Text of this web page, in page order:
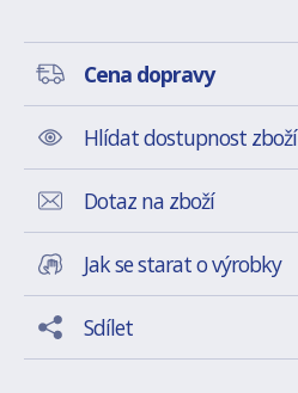
Cena dopravy
Hlídat dostupnost zboží
Dotaz na zboží
Jak se starat o výrobky
Sdílet